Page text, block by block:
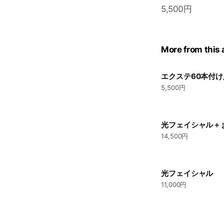
5,500円
More from this
エクステ60本付
5,500円
光フェイシャル＋
14,500円
光フェイシャル
11,000円